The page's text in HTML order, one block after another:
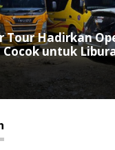
Tour Hadirkan
untuk